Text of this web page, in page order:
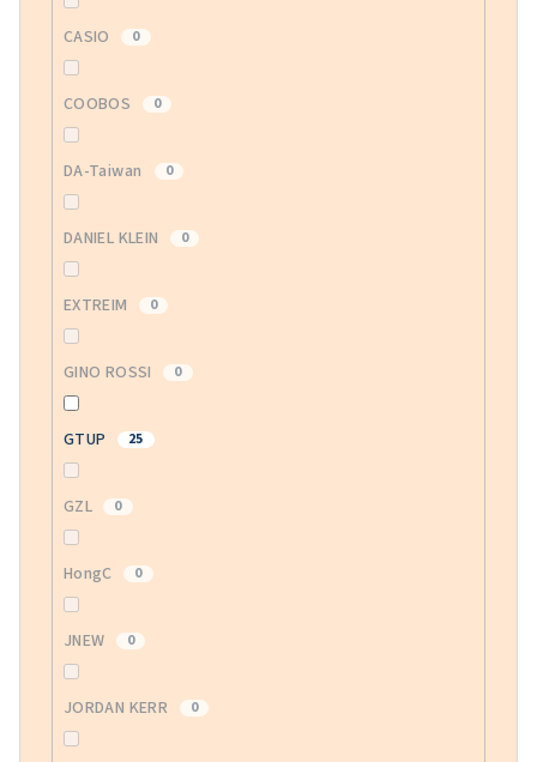
CASIO 0
COOBOS 0
DA-Taiwan 0
DANIEL KLEIN 0
EXTREIM 0
GINO ROSSI 0
GTUP 25
GZL 0
HongC 0
JNEW 0
JORDAN KERR 0